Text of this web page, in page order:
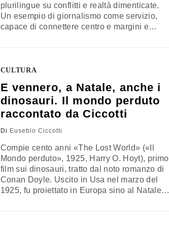
plurilingue su conflitti e realtà dimenticate.
Un esempio di giornalismo come servizio,
capace di connettere centro e margini e
CULTURA
E vennero, a Natale, anche i
dinosauri. Il mondo perduto
raccontato da Ciccotti
Di Eusebio Ciccotti
Compie cento anni «The Lost World» («Il
Mondo perduto», 1925, Harry O. Hoyt), primo
film sui dinosauri, tratto dal noto romanzo di
Conan Doyle. Uscito in Usa nel marzo del
1925, fu proiettato in Europa sino al Natale